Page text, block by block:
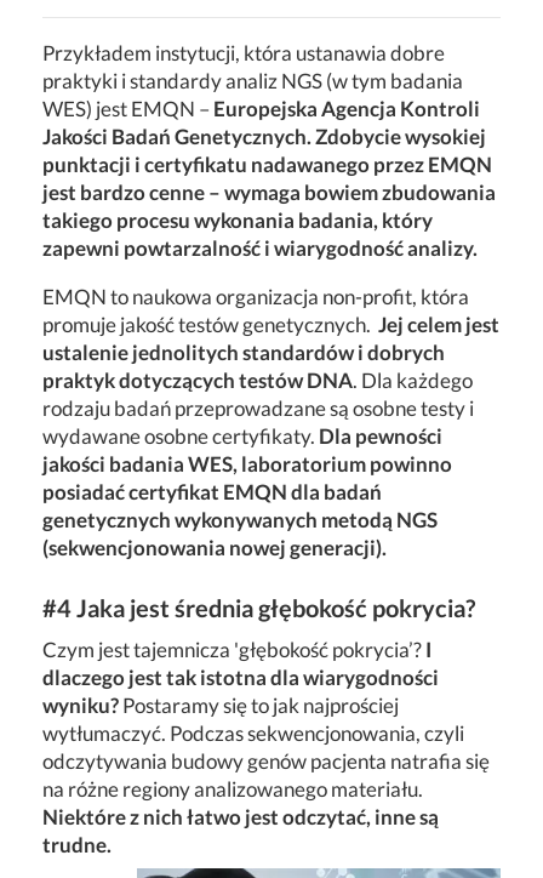
Przykładem instytucji, która ustanawia dobre
praktyki i standardy analiz NGS (w tym badania
WES) jestEMQN – Europejska Agencja Kontroli
Jakości Badań Genetycznych. Zdobycie wysokiej
punktacji i certyfikatu nadawanego przez EMQN
jest bardzo cenne – wymaga bowiem zbudowania
takiego procesu wykonania badania, który
zapewni powtarzalność i wiarygodność analizy.
EMQN to naukowa organizacja non-profit, która
promuje jakość testów genetycznych. Jej celem jest
ustalenie jednolitych standardów i dobrych
praktyk dotyczących testów DNA. Dla każdego
rodzaju badań przeprowadzane są osobne testy i
wydawane osobne certyfikaty. Dla pewności
jakości badania WES, laboratorium powinno
posiadać certyfikat EMQN dla badań
genetycznych wykonywanych metodą NGS
(sekwencjonowania nowej generacji).
#4 Jaka jest średnia głębokość pokrycia?
Czym jest tajemnicza 'głębokość pokrycia’?I
dlaczego jest tak istotna dla wiarygodności
wyniku?Postaramy się to jak najprościej
wytłumaczyć. Podczas sekwencjonowania, czyli
odczytywania budowy genów pacjenta natrafia się
na różne regiony analizowanego materiału.
Niektóre z nich łatwo jest odczytać, inne są
trudne.